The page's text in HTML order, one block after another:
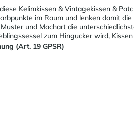
Kelimkissen & Vintagekissen &
im Raum und lenken damit
und Machart die
zum Hingucker wird,
(Art. 19 GPSR)